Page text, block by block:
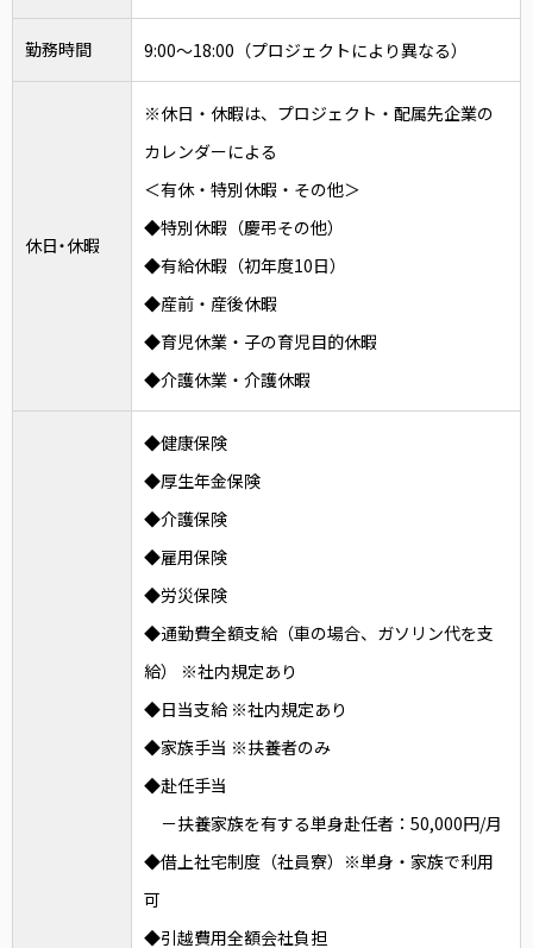
勤務時間 9:00～18:00（プロジェクトにより異なる）
休日・休暇
※休日・休暇は、プロジェクト・配属先企業の
カレンダーによる
＜有休・特別休暇・その他＞
◆特別休暇（慶弔その他）
◆有給休暇（初年度10日）
◆産前・産後休暇
◆育児休業・子の育児目的休暇
◆介護休業・介護休暇
◆健康保険
◆厚生年金保険
◆介護保険
◆雇用保険
◆労災保険
◆通勤費全額支給（車の場合、ガソリン代を支
給） ※社内規定あり
◆日当支給 ※社内規定あり
◆家族手当 ※扶養者のみ
◆赴任手当
－扶養家族を有する単身赴任者：50,000円/月
◆借上社宅制度（社員寮）※単身・家族で利用
可
◆引越費用全額会社負担